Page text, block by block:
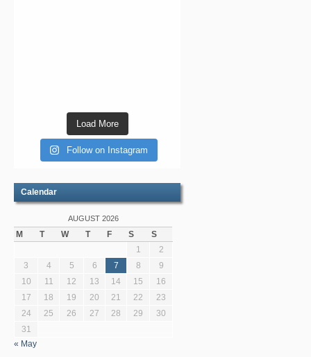
Load More
Follow on Instagram
Calendar
AUGUST 2026
M T W T F S
S
1
2
3
4 5 6 7 8
9
10
11 12 13 14 15
16
17
18 19 20 21 22
23
24
25 26 27 28 29
30
31
« May